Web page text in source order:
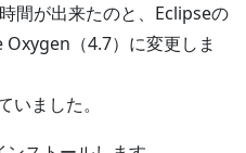
間が出来たのと、Eclipseの
（4.7）に変更しま
いました。